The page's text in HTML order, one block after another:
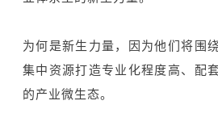
为何是新生力量，因为他们将围
集中资源打造专业化程度高、配
的产业微生态。